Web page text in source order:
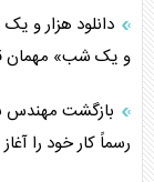
اوکراین بازوی
اهمیت راهبردی
پیام، ظرفیت
دانلود هزار و
و یک شب» مهمان
بازگشت مهندس
رسماً کار خود را